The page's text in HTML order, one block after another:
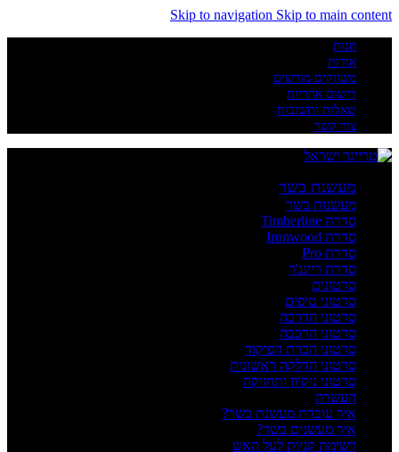
Skip to navigation Skip to main content
חנות
אודות
משווקים מורשים
רישום אחריות
שאלות ותשובות
צור קשר
מעשנת בשר
מעשנות בשר
סדרת Timberline
סדרת Ironwood
סדרת Pro
סדרת ריינג'ר
סרטונים
סרטוני טיפים
סרטוני הדרכה
סרטוני הרכבה
סרטוני הכרת הפיקוד
סרטוני הדלקה ראשונית
סרטוני ניקיון ותחזוקה
העשרה
איך עובדת מעשנת בשר?
איך מעשנים בשר?
רשימת קניות לעל האש